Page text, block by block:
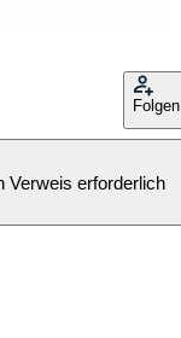
Folgen
Verweis erforderlich